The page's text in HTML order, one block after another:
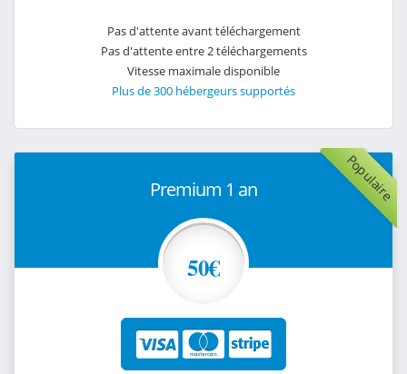
Pas d'attente avant téléchargement
Pas d'attente entre 2 téléchargements
Vitesse maximale disponible
Plus de 300 hébergeurs supportés
Populaire
Premium 1 an
50€